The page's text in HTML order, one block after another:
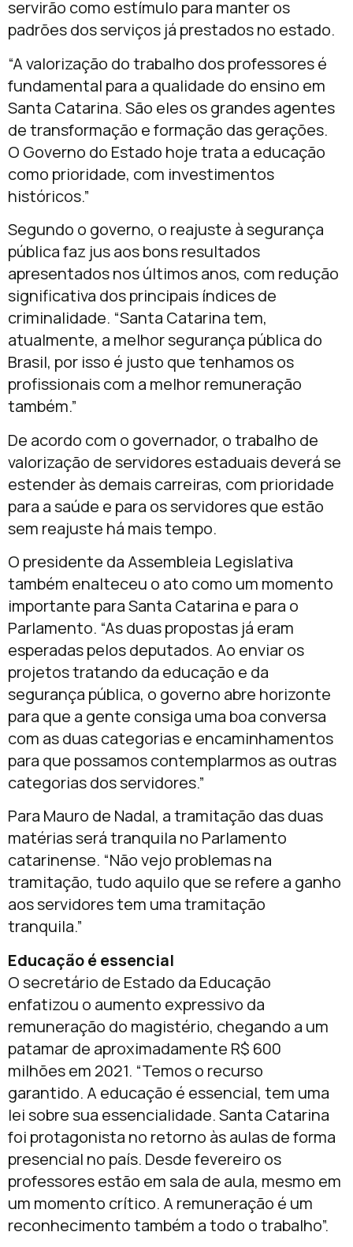
servirão como estímulo para manter os
padrões dos serviços já prestados no estado.
“A valorização do trabalho dos professores é
fundamental para a qualidade do ensino em
Santa Catarina. São eles os grandes agentes
de transformação e formação das gerações.
O Governo do Estado hoje trata a educação
como prioridade, com investimentos
históricos.”
Segundo o governo, o reajuste à segurança
pública faz jus aos bons resultados
apresentados nos últimos anos, com redução
significativa dos principais índices de
criminalidade. “Santa Catarina tem,
atualmente, a melhor segurança pública do
Brasil, por isso é justo que tenhamos os
profissionais com a melhor remuneração
também.”
De acordo com o governador, o trabalho de
valorização de servidores estaduais deverá se
estender às demais carreiras, com prioridade
para a saúde e para os servidores que estão
sem reajuste há mais tempo.
O presidente da Assembleia Legislativa
também enalteceu o ato como um momento
importante para Santa Catarina e para o
Parlamento. “As duas propostas já eram
esperadas pelos deputados. Ao enviar os
projetos tratando da educação e da
segurança pública, o governo abre horizonte
para que a gente consiga uma boa conversa
com as duas categorias e encaminhamentos
para que possamos contemplarmos as outras
categorias dos servidores.”
Para Mauro de Nadal, a tramitação das duas
matérias será tranquila no Parlamento
catarinense. “Não vejo problemas na
tramitação, tudo aquilo que se refere a ganho
aos servidores tem uma tramitação
tranquila.”
Educação é essencial
O secretário de Estado da Educação
enfatizou o aumento expressivo da
remuneração do magistério, chegando a um
patamar de aproximadamente R$ 600
milhões em 2021. “Temos o recurso
garantido. A educação é essencial, tem uma
lei sobre sua essencialidade. Santa Catarina
foi protagonista no retorno às aulas de forma
presencial no país. Desde fevereiro os
professores estão em sala de aula, mesmo em
um momento crítico. A remuneração é um
reconhecimento também a todo o trabalho”.